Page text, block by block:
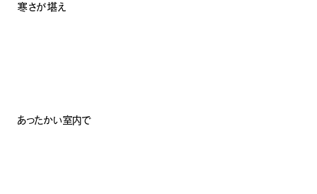
寒さが堪え
あったかい室内で